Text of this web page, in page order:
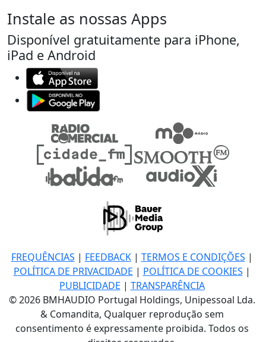
Instale as nossas Apps
Disponível gratuitamente para iPhone,
iPad e Android
FREQUÊNCIAS | FEEDBACK| TERMOS E CONDIÇÕES |
POLÍTICA DE PRIVACIDADE | POLÍTICA DE COOKIES |
PUBLICIDADE | TRANSPARÊNCIA
© 2026 BMHAUDIO Portugal Holdings, Unipessoal Lda.
& Comandita, Qualquer reprodução sem
consentimento é expressamente proibida. Todos os